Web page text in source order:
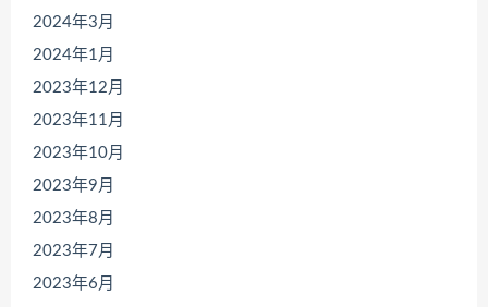
2024年3月
2024年1月
2023年12月
2023年11月
2023年10月
2023年9月
2023年8月
2023年7月
2023年6月